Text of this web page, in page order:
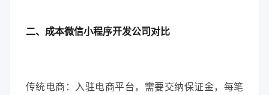
二、成本微信小程序开发公司对比
传统电商：入驻电商平台，需要交纳保证金，每笔